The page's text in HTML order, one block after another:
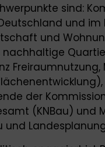
sind:
und im
und
nachhaltige
der
(KNBau) und
und